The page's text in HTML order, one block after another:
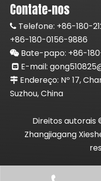
Contate-nos
 Telefone: +86-180-
+86-180-0156-9886
 Bate-papo: +86-
 E-mail:
 Endereço: Nº 17,
Suzhou, China
Direitos autorais
Zhangjiagang